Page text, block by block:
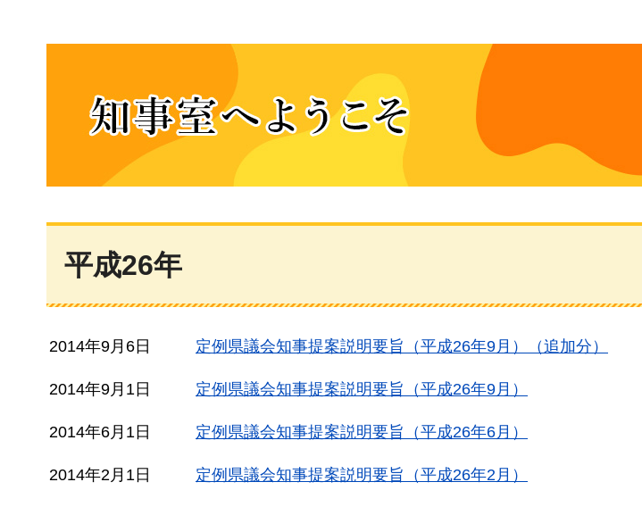
平成26年
2014年9月6日 定例県議会知事提案説明要旨（平成26年9月）（追加分）
2014年9月1日 定例県議会知事提案説明要旨（平成26年9月）
2014年6月1日 定例県議会知事提案説明要旨（平成26年6月）
2014年2月1日 定例県議会知事提案説明要旨（平成26年2月）